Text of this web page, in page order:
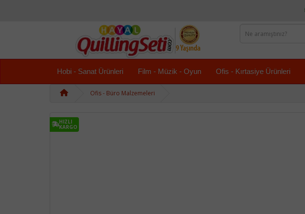
Hobi - Sanat Ürünleri Film - Müzik - Oyun Ofis - Kırtasiye Ürünleri
Ofis - Büro Malzemeleri
HIZLI
KARGO